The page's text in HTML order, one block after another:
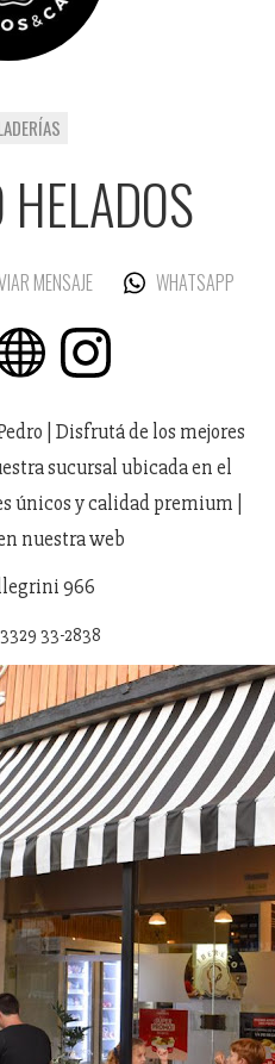
HELADOS
MENSAJE WHATSAPP
| Disfrutá de los mejores
sucursal ubicada en el
únicos y calidad premium |
nuestra web
966
33-2838